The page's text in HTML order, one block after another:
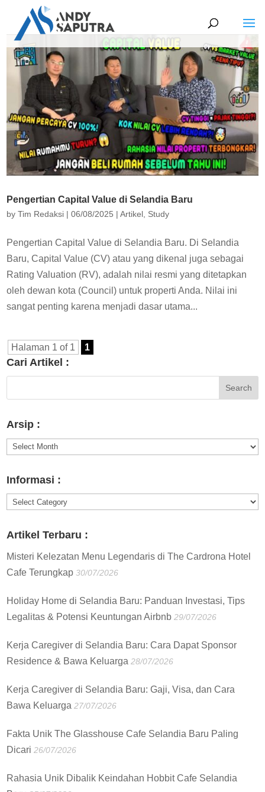
Pengertian Capital Value di Selandia Baru
byTim Redaksi |06/08/2025 |Artikel, Study
Pengertian Capital Value di Selandia Baru. Di Selandia
Baru, Capital Value (CV) atau yang dikenal juga sebagai
Rating Valuation (RV), adalah nilai resmi yang ditetapkan
oleh dewan kota (Council) untuk properti Anda. Nilai ini
sangat penting karena menjadi dasar utama...
Halaman 1 of 1 1
Cari Artikel :
Arsip :
Arsip
Informasi :
Informasi
Artikel Terbaru :
Misteri Kelezatan Menu Legendaris di The Cardrona Hotel
Cafe Terungkap 30/07/2026
Holiday Home di Selandia Baru: Panduan Investasi, Tips
Legalitas & Potensi Keuntungan Airbnb 29/07/2026
Kerja Caregiver di Selandia Baru: Cara Dapat Sponsor
Residence & Bawa Keluarga 28/07/2026
Kerja Caregiver di Selandia Baru: Gaji, Visa, dan Cara
Bawa Keluarga 27/07/2026
Fakta Unik The Glasshouse Cafe Selandia Baru Paling
Dicari 26/07/2026
Rahasia Unik Dibalik Keindahan Hobbit Cafe Selandia